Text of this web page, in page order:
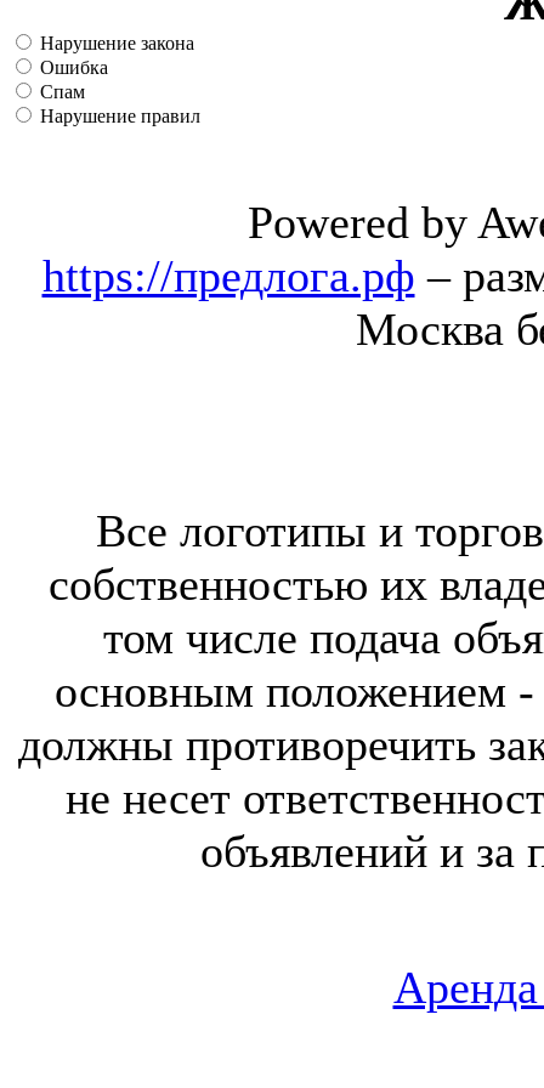
Нарушение закона
Ошибка
Спам
Нарушение правил
Powered by
https://предлога.рф –
Москва
Все логотипы и
собственностью их
том числе подача
основным положением -
должны противоречить
не несет
объявлений и за